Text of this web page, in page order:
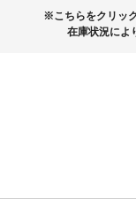
※こちらをクリッ
在庫状況によ